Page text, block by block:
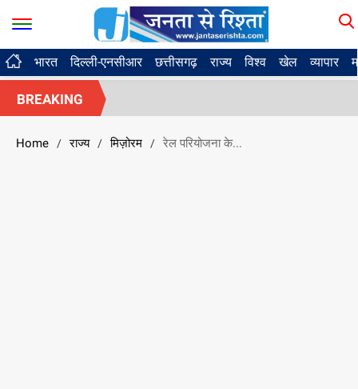
भारत दिल्ली-एनसीआर छत्तीसगढ़ राज्य विश्व खेल व्यापार
BREAKING
Home / राज्य / मिज़ोरम / रेल परियोजना के...